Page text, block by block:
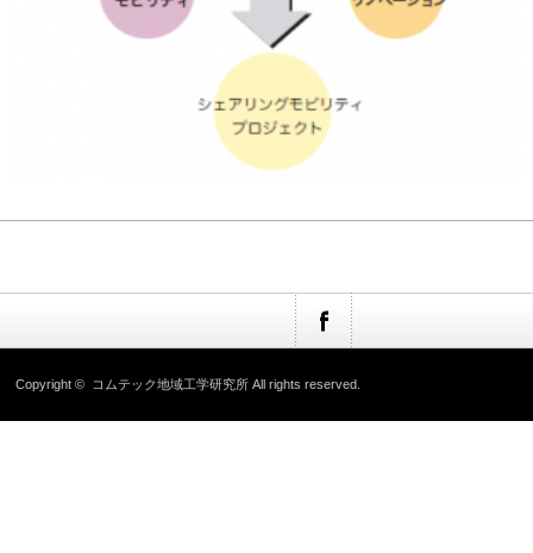
Copyright © コムテック地域工学研究所 All rights reserved.